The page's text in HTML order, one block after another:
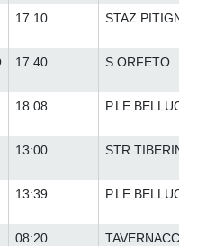
17.10
17.40 S.ORFETO
18.08 P.LE BELLUCCI
13:00 STR.TIBERINA
13:39 P.LE BELLUCCI
08:20 TAVERNACCE